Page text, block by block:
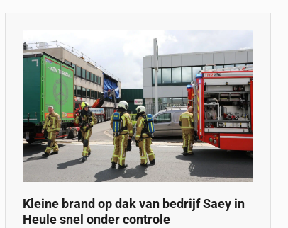
Kleine brand op dak van bedrijf Saey in
Heule snel onder controle